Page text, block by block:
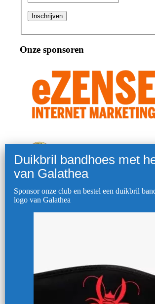
Onze sponsoren
Adverteer
Sponsor onze club en bestel een duikbril
logo van Galathea